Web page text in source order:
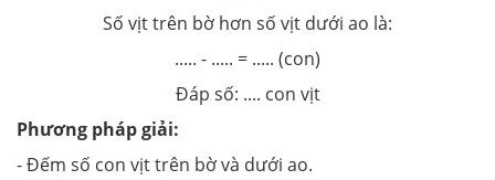
Số vịt trên bờ hơn số vịt dưới ao là:
..... - ..... = ..... (con)
Đáp số: .... con vịt
Phương pháp giải:
- Đếm số con vịt trên bờ và dưới ao.